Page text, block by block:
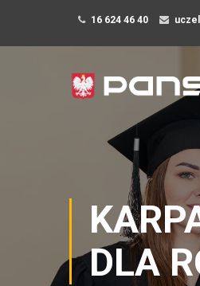
16 624 46 40
DLA